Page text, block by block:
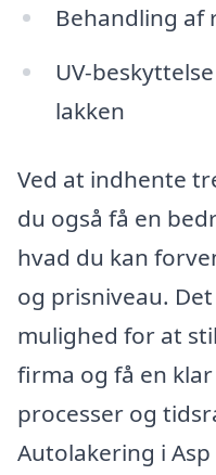
Behandling af
UV-
lakken
Ved at indhente
du også få en
hvad du kan
og prisniveau.
mulighed for at
firma og få en
processer og
Autolakering i